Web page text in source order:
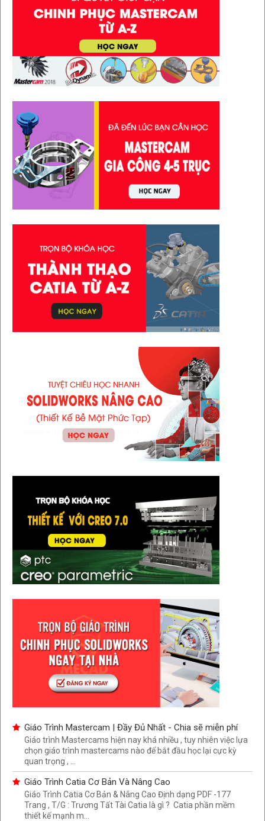
Giáo Trình Mastercam | Đầy Đủ Nhất - Chia sẽ miễn phí
Giáo trình Mastercams hiện nay khá nhiều , tuy nhiên việc lựa
chọn giáo trình mastercams nào để bắt đầu học lại cực kỳ
quan trọng , ...
Giáo Trình Catia Cơ Bản Và Nâng Cao
Giáo Trình Catia Cơ Bản & Nâng Cao Định dạng PDF -177
Trang , T/G : Trương Tất Tài Catia là gì ? Catia phần mềm
thiết kế mạnh m...